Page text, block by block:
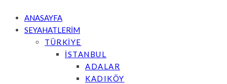
ANASAYFA
SEYAHATLERİM
TÜRKİYE
İSTANBUL
ADALAR
KADIKÖY